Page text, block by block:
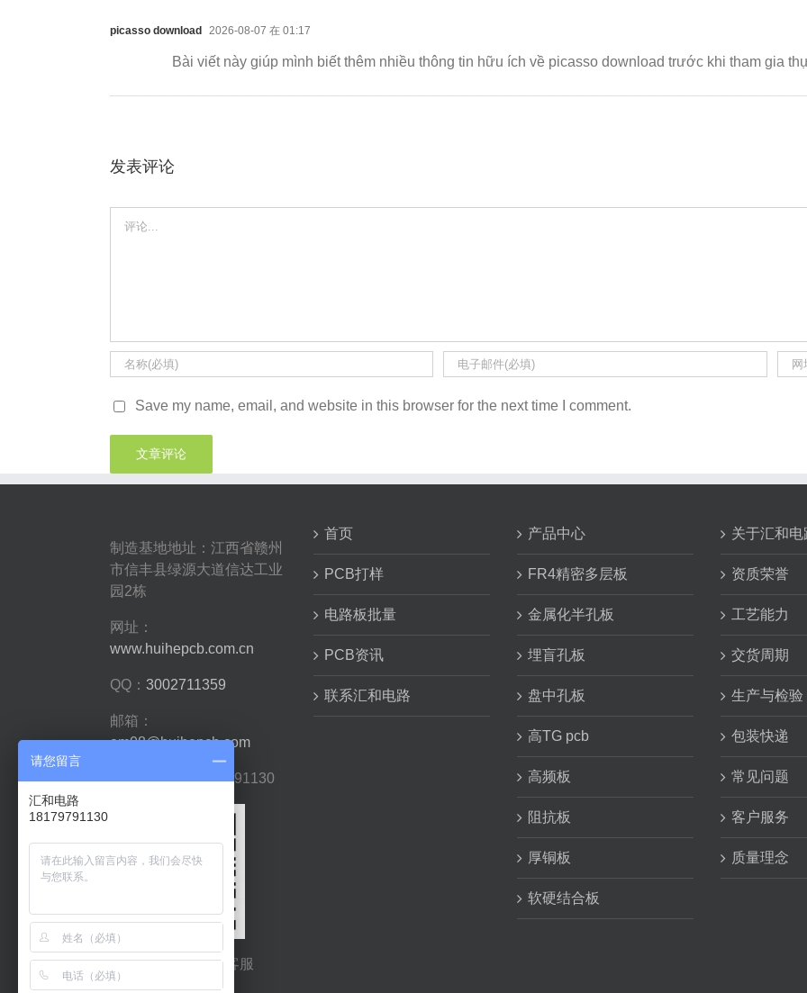
picasso download 2026-08-07 在 01:17
Bài viết này giúp mình biết thêm nhiều thông tin hữu ích về picasso download trước khi tham gia
发表评论
Save my name, email, and website in this browser for the next time I comment.
制造基地地址：江西省赣州
市信丰县绿源大道信达工业
园2栋
网址：
www.huihepcb.com.cn
QQ： 3002711359
邮箱：
em08@huihepcb.com
手机/微信：18179791130
了解更多，请咨询客服
首页
PCB打样
电路板批量
PCB资讯
联系汇和电路
产品中心
FR4精密多层板
金属化半孔板
埋盲孔板
盘中孔板
高TG pcb
高频板
阻抗板
厚铜板
软硬结合板
关于汇和电
资质荣誉
工艺能力
交货周期
生产与检验
包装快递
常见问题
客户服务
质量理念
请您留言
汇和电路
18179791130